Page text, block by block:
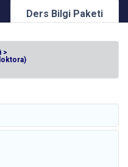
Ders Bilgi Paketi
>